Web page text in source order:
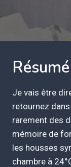
Résumé
Je vais être
retournez
rarement des
mémoire de
les housses
chambre à